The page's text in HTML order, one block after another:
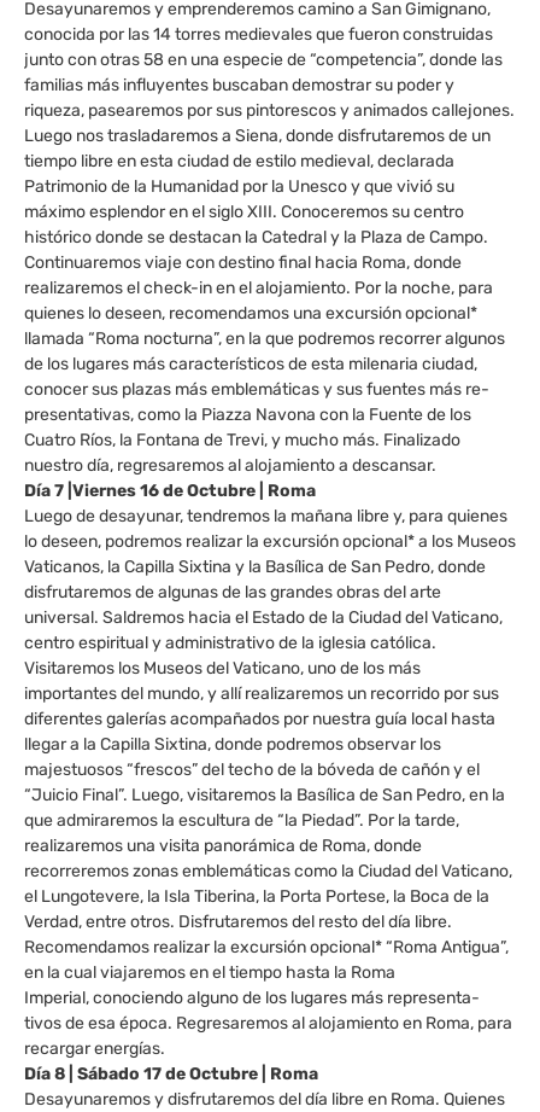
Desayunaremos y emprenderemos camino a San Gimignano,
conocida por las 14 torres medievales que fueron construidas
junto con otras 58 en una especie de “competencia”, donde las
familias más influyentes buscaban demostrar su poder y
riqueza, pasearemos por sus pintorescos y animados callejones.
Luego nos trasladaremos a Siena, donde disfrutaremos de un
tiempo libre en esta ciudad de estilo medieval, declarada
Patrimonio de la Humanidad por la Unesco y que vivió su
máximo esplendor en el siglo XIII. Conoceremos su centro
histórico donde se destacan la Catedral y la Plaza de Campo.
Continuaremos viaje con destino final hacia Roma, donde
realizaremos el check-in en el alojamiento. Por la noche, para
quienes lo deseen, recomendamos una excursión opcional*
llamada “Roma nocturna”, en la que podremos recorrer algunos
de los lugares más característicos de esta milenaria ciudad,
conocer sus plazas más emblemáticas y sus fuentes más re-
presentativas, como la Piazza Navona con la Fuente de los
Cuatro Ríos, la Fontana de Trevi, y mucho más. Finalizado
nuestro día, regresaremos al alojamiento a descansar.
Día 7 |Viernes 16 de Octubre | Roma
Luego de desayunar, tendremos la mañana libre y, para quienes
lo deseen, podremos realizar la excursión opcional* a los Museos
Vaticanos, la Capilla Sixtina y la Basílica de San Pedro, donde
disfrutaremos de algunas de las grandes obras del arte
universal. Saldremos hacia el Estado de la Ciudad del Vaticano,
centro espiritual y administrativo de la iglesia católica.
Visitaremos los Museos del Vaticano, uno de los más
importantes del mundo, y allí realizaremos un recorrido por sus
diferentes galerías acompañados por nuestra guía local hasta
llegar a la Capilla Sixtina, donde podremos observar los
majestuosos “frescos” del techo de la bóveda de cañón y el
“Juicio Final”. Luego, visitaremos la Basílica de San Pedro, en la
que admiraremos la escultura de “la Piedad”. Por la tarde,
realizaremos una visita panorámica de Roma, donde
recorreremos zonas emblemáticas como la Ciudad del Vaticano,
el Lungotevere, la Isla Tiberina, la Porta Portese, la Boca de la
Verdad, entre otros. Disfrutaremos del resto del día libre.
Recomendamos realizar la excursión opcional* “Roma Antigua”,
en la cual viajaremos en el tiempo hasta la Roma
Imperial, conociendo alguno de los lugares más representa-
tivos de esa época. Regresaremos al alojamiento en Roma, para
recargar energías.
Día 8 | Sábado 17 de Octubre | Roma
Desayunaremos y disfrutaremos del día libre en Roma. Quienes